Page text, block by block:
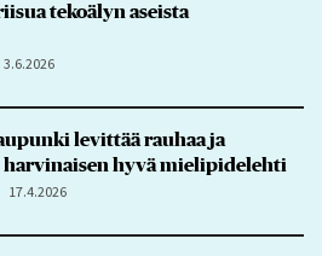
tekoälyn aseista
3.6.2026
levittää rauhaa ja
hyvä mielipidelehti
17.4.2026